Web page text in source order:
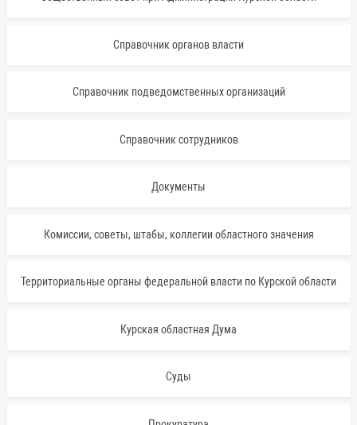
Справочник органов власти
Справочник подведомственных организаций
Справочник сотрудников
Документы
Комиссии, советы, штабы, коллегии областного значения
Территориальные органы федеральной власти по Курской области
Курская областная Дума
Суды